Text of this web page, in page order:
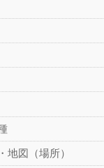
地図（場所）